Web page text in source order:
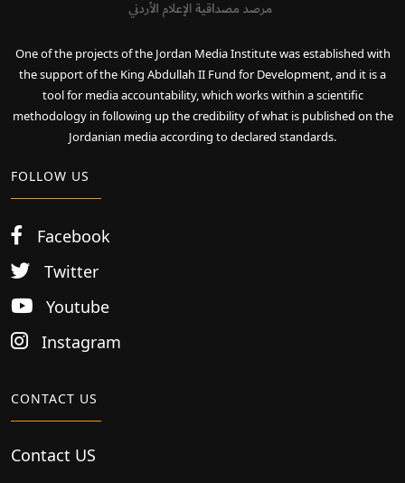
One of the projects of the Jordan Media Institute was established with
the support of the King Abdullah II Fund for Development, and it is a
tool for media accountability, which works within a scientific
methodology in following up the credibility of what is published on the
Jordanian media according to declared standards.
FOLLOW US
Facebook
Twitter
Youtube
Instagram
CONTACT US
Contact US